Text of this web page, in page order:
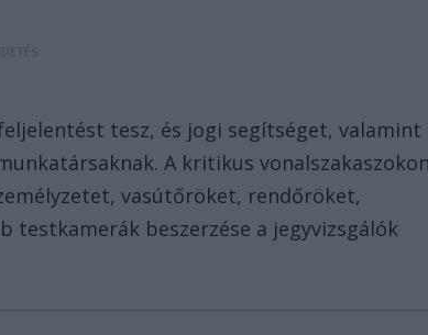
tesz, és jogi segítséget, valamint
A kritikus
vasútőröket, rendőröket,
testkamerák beszerzése a jegyvizsgálók